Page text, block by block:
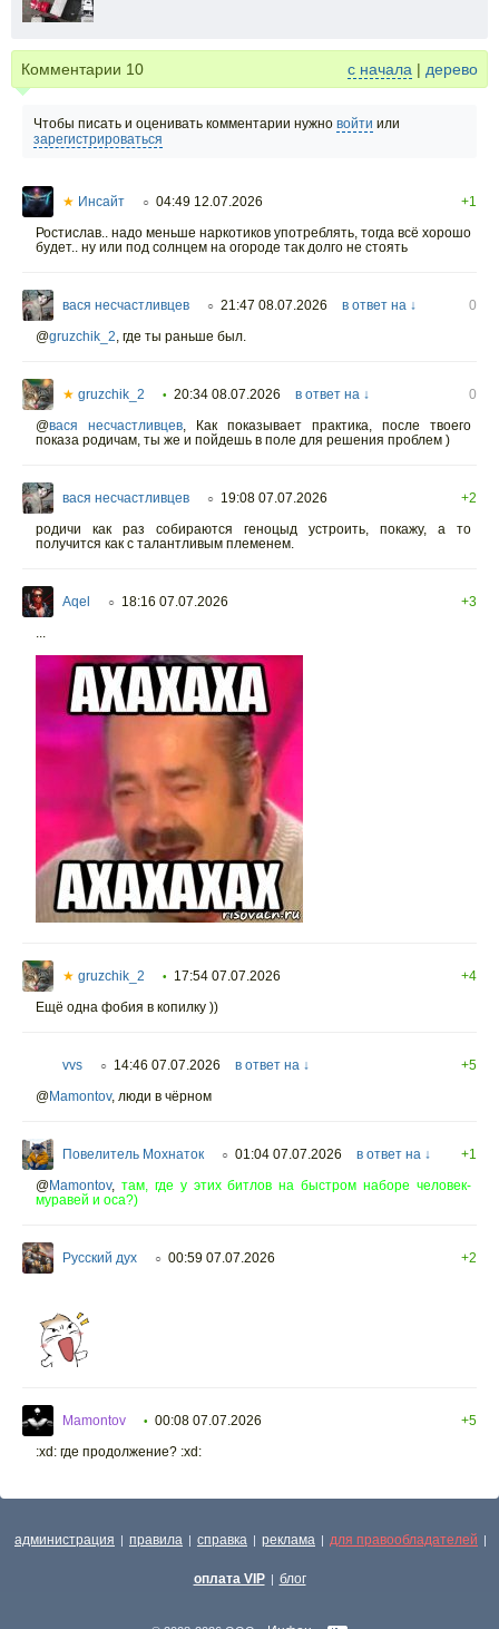
Комментарии 10 с начала | дерево
Чтобы писать и оценивать комментарии нужно войти или
зарегистрироваться
★ Инсайт ○ 04:49 12.07.2026
+1
Ростислав.. надо меньше наркотиков употреблять, тогда всё хорошо
будет.. ну или под солнцем на огороде так долго не стоять
вася несчастливцев ○ 21:47 08.07.2026 в ответ на ↓
0
@gruzchik_2 где ты раньше был.
★ gruzchik_2 • 20:34 08.07.2026 в ответ на ↓
0
@вася несчастливцев
Как показывает практика, после твоего
показа родичам, ты же и пойдешь в поле для решения проблем )
вася несчастливцев ○ 19:08 07.07.2026
+2
родичи как раз собираются геноцыд устроить, покажу, а то
получится как с талантливым племенем.
Aqel ○ 18:16 07.07.2026
+3
★ gruzchik_2 • 17:54 07.07.2026
+4
Ещё одна фобия в копилку ))
vvs ○ 14:46 07.07.2026 в ответ на ↓
+5
@Mamontov, люди в чёрном
Повелитель Мохнаток ○ 01:04 07.07.2026 в ответ на ↓
+1
@Mamontov, там, где у этих битлов на быстром наборе человек-
муравей и оса?)
Русский дух ○ 00:59 07.07.2026 +2
Mamontov • 00:08 07.07.2026
+5
:xd: где продолжение? :xd:
администрация | правила | справка | реклама | для правообладателей |
оплата VIP | блог